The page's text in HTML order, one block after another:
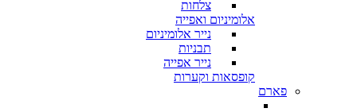
צלחות
אלומיניום ואפייה
נייר אלומיניום
תבניות
נייר אפייה
קופסאות וקערות
פארם